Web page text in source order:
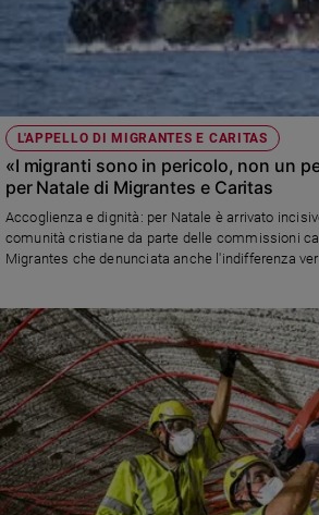
L'APPELLO DI MIGRANTES E CARITAS
«I migranti sono in pericolo, non un
per Natale di Migrantes e Caritas
Accoglienza e dignità: per Natale è arrivato
comunità cristiane da parte delle commissioni
Migrantes che denunciata anche l'indifferenza